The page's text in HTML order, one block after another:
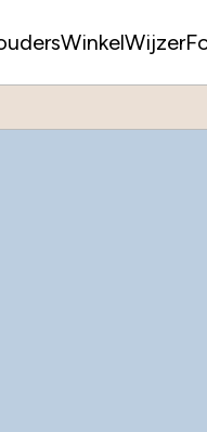
WinkelWijzer